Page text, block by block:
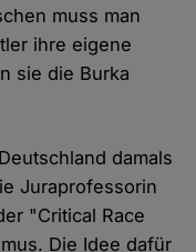
muss man
ihre eigene
sie die Burka
damals
Juraprofessorin
"Critical Race
Die Idee dafür